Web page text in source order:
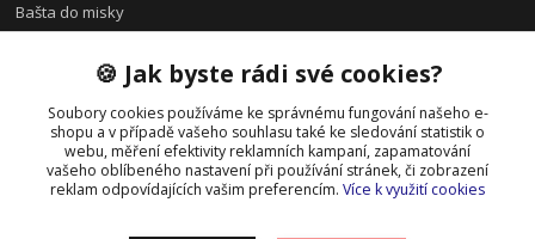
Bašta do misky
+420 608 479 610
po - pá 8:00 - 15:00
info@bastadomisky.cz
🍪 Jak byste rádi své cookies?
Soubory cookies používáme ke správnému fungování našeho e-
shopu a v případě vašeho souhlasu také ke sledování statistik o
webu, měření efektivity reklamních kampaní, zapamatování
vašeho oblíbeného nastavení při používání stránek, či zobrazení
reklam odpovídajících vašim preferencím. Více k využití cookies